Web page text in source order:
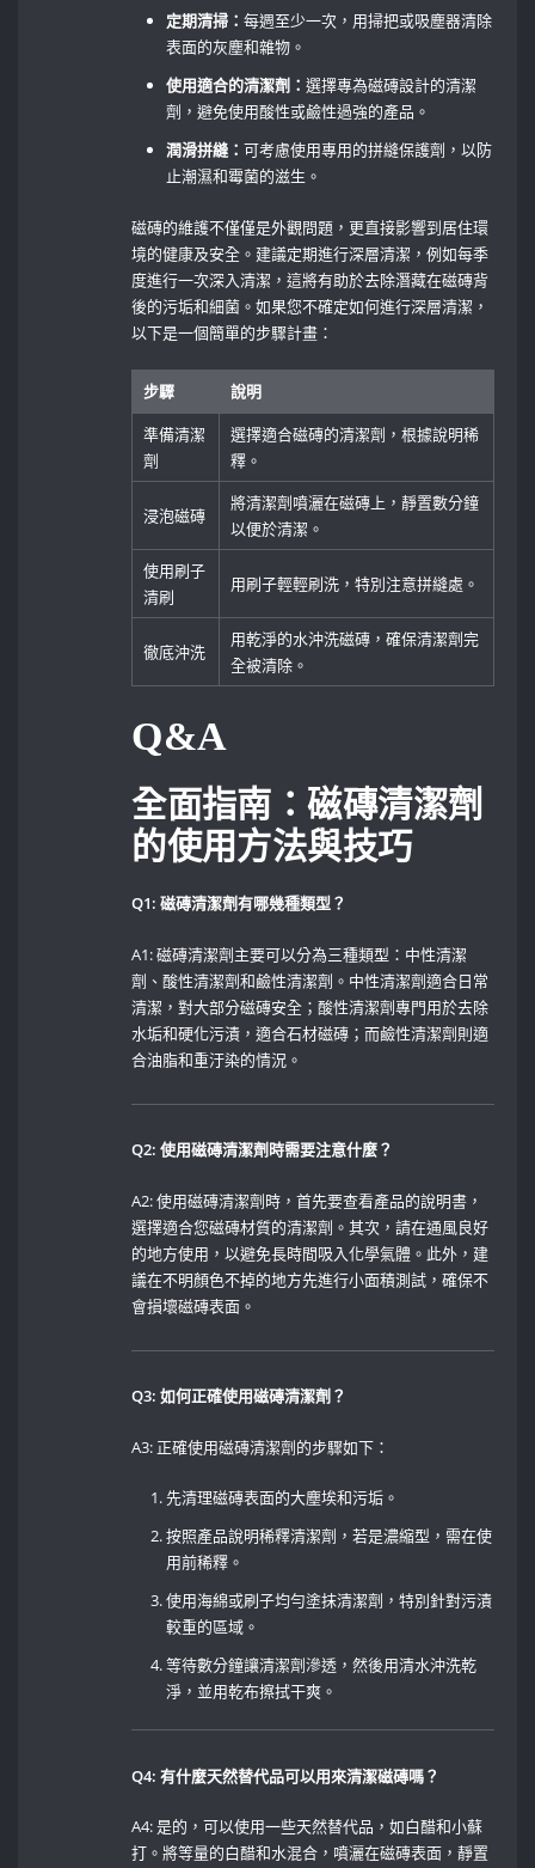
定期清掃：每週至少一次，用掃把或吸塵器清除
表面的灰塵和雜物。
使用適合的清潔劑：選擇專為磁磚設計的清潔
劑，避免使用酸性或鹼性過強的產品。
潤滑拼縫：可考慮使用專用的拼縫保護劑，以防
止潮濕和霉菌的滋生。
磁磚的維護不僅僅是外觀問題，更直接影響到居住環
境的健康及安全。建議定期進行深層清潔，例如每季
度進行一次深入清潔，這將有助於去除潛藏在磁磚背
後的污垢和細菌。如果您不確定如何進行深層清潔，
以下是一個簡單的步驟計畫：
步驟
說明
準備清潔
劑
選擇適合磁磚的清潔劑，根據說明稀
釋。
浸泡磁磚
將清潔劑噴灑在磁磚上，靜置數分鐘
以便於清潔。
使用刷子
清刷
用刷子輕輕刷洗，特別注意拼縫處。
徹底沖洗
用乾淨的水沖洗磁磚，確保清潔劑完
全被清除。
Q&A
全面指南：磁磚清潔劑
的使用方法與技巧
Q1:​ 磁磚清潔劑有哪幾種類型？
A1: 磁磚清潔劑主要可以分為三種類型：中性清潔
劑、酸性清潔劑和鹼性清潔劑。中性清潔劑適合日常
清潔，對大部分磁磚安全；酸性清潔劑專門用於去除
水垢和硬化污漬，適合石材磁磚；而鹼性清潔劑則適
合油脂和重汙染的情況。
Q2: 使用磁磚清潔劑時需要注意什麼？
A2: ​使用磁磚清潔劑時，首先要查看產品的說明書，
選擇適合您磁磚材質的清潔劑。其次，請在通風良好
的地方使用，以避免長時間吸入化學氣體。此外，建
議在不明顏色不掉的地方先進行小面積測試，確保不
會損壞磁磚表面。
Q3: ​如何正確使用磁磚清潔劑？
A3: 正確使用磁磚清潔劑的步驟如下：
先清理磁磚表面的大塵埃和污垢。
按照產品說明稀釋清潔劑，若是濃縮型，需在使
用前稀釋。
使用海綿或刷子均勻塗抹清潔劑，特別針對污漬
較重的區域。
等待數分鐘讓清潔劑滲透，然後用清水沖洗乾
淨，並用乾布擦拭干爽。
Q4: 有什麼天然替代品可以用來清潔磁磚嗎？
A4: 是的，可以使用一些天然替代品，如白醋和小蘇
打。將等量的白醋和水混合，噴灑在磁磚表面，靜置